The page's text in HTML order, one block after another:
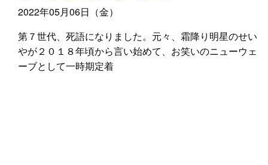
2022年05月06日（金）
第７世代、死語になりました。元々、霜降り明星のせい
やが２０１８年頃から言い始めて、お笑いのニューウェ
ーブとして一時期定着